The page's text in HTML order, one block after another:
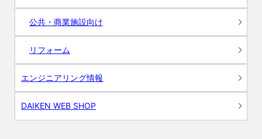
公共・商業施設向け
リフォーム
エンジニアリング情報
DAIKEN WEB SHOP